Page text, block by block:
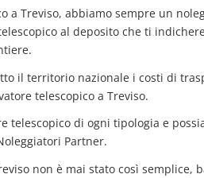
a Treviso, abbiamo sempre un
al deposito che ti
il territorio nazionale i costi di
telescopico a Treviso.
telescopico di ogni tipologia e
Partner.
non è mai stato così semplice,